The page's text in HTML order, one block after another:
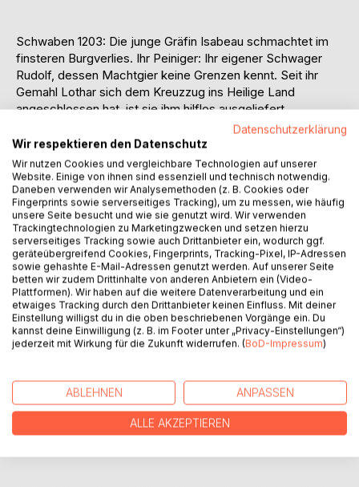
Schwaben 1203: Die junge Gräfin Isabeau schmachtet im
finsteren Burgverlies. Ihr Peiniger: Ihr eigener Schwager
Rudolf, dessen Machtgier keine Grenzen kennt. Seit ihr
Gemahl Lothar sich dem Kreuzzug ins Heilige Land
angeschlossen hat, ist sie ihm hilflos ausgeliefert.
Dem jungen Schmied Matthias gelingt es, sie aus ihrem
Verlies zu retten. Beide müssen rechtzeitig Isabeaus
Gemahl finden, denn sonst gehen die Burg und der
Grafentitel verloren. Doch zwischen den Gefahren der
Reise ins Heilige Land und den Intrigen der Mächtigen
erwacht in Matthias eine verbotene Sehnsucht. Zu spät
erkennt er, dass Isabeau ihm mehr bedeutet, als einem
einfachen Schmied zusteht ...
In den Wirren des Vierten Kreuzzugs wiegt ein Leben oft
nicht mehr als ein Windhauch. Tauchen Sie ein in einen
in einer dunklen Epoche.
Spannende Zeitreise: Eine Flucht voller Gefahren quer
Datenschutzerklärung
Wir respektieren den Datenschutz
Wir nutzen Cookies und vergleichbare Technologien auf unserer
Website. Einige von ihnen sind essenziell und technisch notwendig.
Daneben verwenden wir Analysemethoden (z. B. Cookies oder
Fingerprints sowie serverseitiges Tracking), um zu messen, wie häufig
unsere Seite besucht und wie sie genutzt wird. Wir verwenden
Trackingtechnologien zu Marketingzwecken und setzen hierzu
serverseitiges Tracking sowie auch Drittanbieter ein, wodurch ggf.
geräteübergreifend Cookies, Fingerprints, Tracking-Pixel, IP-Adressen
sowie gehashte E-Mail-Adressen genutzt werden. Auf unserer Seite
betten wir zudem Drittinhalte von anderen Anbietern ein (Video-
Plattformen). Wir haben auf die weitere Datenverarbeitung und ein
etwaiges Tracking durch den Drittanbieter keinen Einfluss. Mit deiner
Einstellung willigst du in die oben beschriebenen Vorgänge ein. Du
kannst deine Einwilligung (z. B. im Footer unter „Privacy-Einstellungen“)
jederzeit mit Wirkung für die Zukunft widerrufen. (BoD-Impressum)
ABLEHNEN ANPASSEN
ALLE AKZEPTIEREN